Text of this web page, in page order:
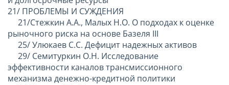
21/ ПРОБЛЕМЫ И СУЖДЕНИЯ
21/Стежкин А.А., Малых Н.О. О подходах к оценке
рыночного риска на основе Базеля III
25/ Улюкаев С.С. Дефицит надежных активов
29/ Семитуркин О.Н. Исследование
эффективности каналов трансмиссионного
механизма денежно-кредитной политики